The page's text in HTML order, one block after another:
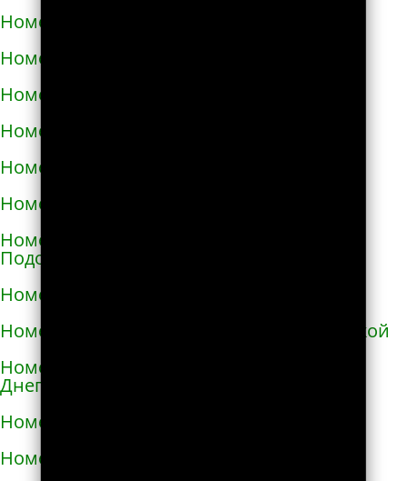
Номера телефонов такси в Изяславе
Номера телефонов такси в Ильинцах
Номера телефонов такси в Ирпене
Номера телефонов такси в Казатине
Номера телефонов такси в Калиновке
Номера телефонов такси в Калуше
Номера телефонов такси в Каменце-
Подольском
Номера телефонов такси в Каменке
Номера телефонов такси в Каменке-Бугской
Номера телефонов такси в Каменке-
Днепровской
Номера телефонов такси в Каменском
Номера телефонов такси в Каневе